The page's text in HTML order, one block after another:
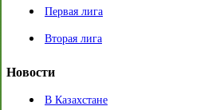
Первая лига
Вторая лига
Новости
В Казахстане